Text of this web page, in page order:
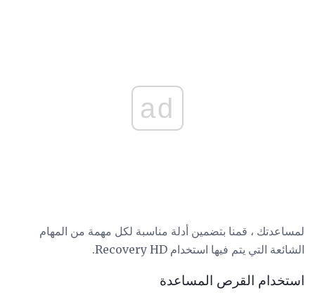
ad
لمساعدتك ، قمنا بتضمين أدلة مناسبة لكل مهمة من المهام
الشائعة التي يتم فيها استخدام Recovery HD.
استخدام القرص المساعدة